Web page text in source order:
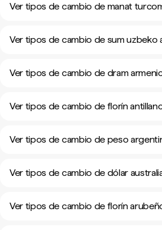
Ver tipos de cambio de manat
Ver tipos de cambio de sum uzbeko
Ver tipos de cambio de dram
Ver tipos de cambio de florín
Ver tipos de cambio de peso
Ver tipos de cambio de dólar
Ver tipos de cambio de florín